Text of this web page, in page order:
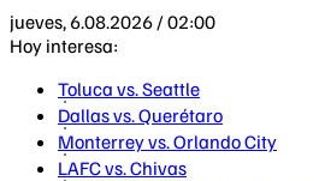
jueves, 6.08.2026 / 02:00
Hoy interesa:
Toluca vs. Seattle
Dallas vs. Querétaro
Monterrey vs. Orlando City
LAFC vs. Chivas